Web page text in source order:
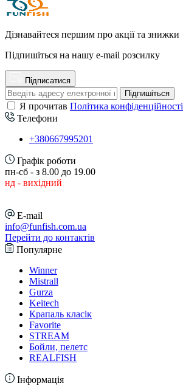
Дізнавайтеся першим про акції та знижки
Підпишіться на нашу e-mail розсилку
Підписатися
Підпишіться
Я прочитав Політика конфіденційності
Телефони
+380667995201
Графік роботи
пн-сб - з 8.00 до 19.00
нд - вихідний
E-mail
info@funfish.com.ua
Перейти до контактів
Популярне
Winner
Mistrall
Gurza
Keitech
Крапаль класік
Favorite
STREAM
Бойли, пелетс
REALFISH
Інформація